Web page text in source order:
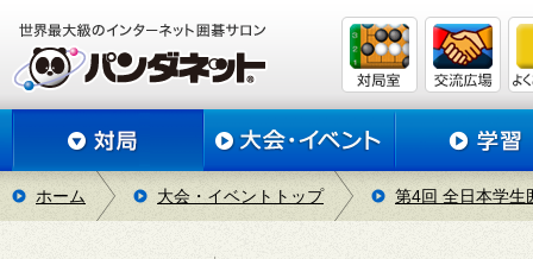
ホーム 大会・イベントトップ 第4回 全日本学生